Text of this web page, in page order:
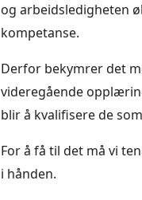
og arbeidsledigheten
kompetanse.
Derfor bekymrer det
videregående
blir å kvalifisere de
For å få til det må vi
i hånden.